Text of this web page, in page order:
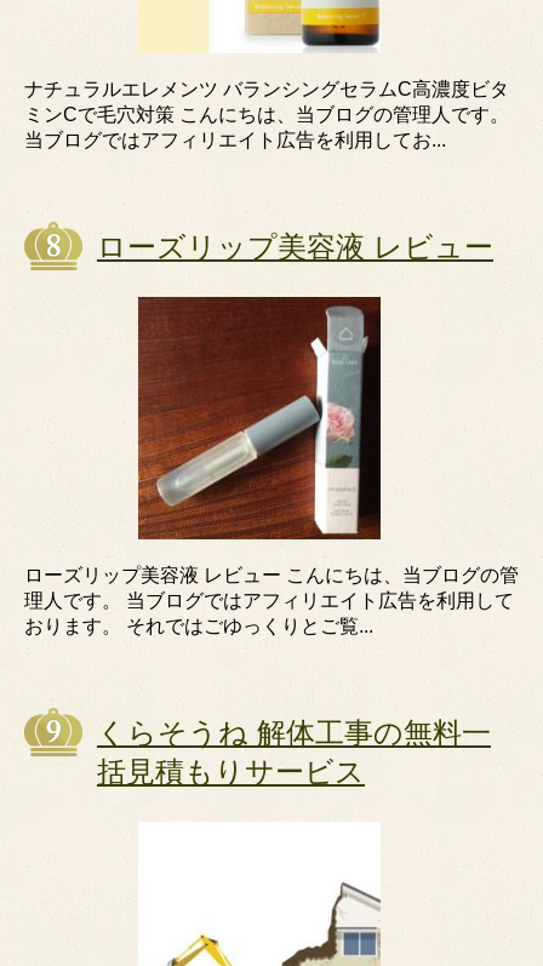
ナチュラルエレメンツ バランシングセラムC高濃度ビタ
ミンCで毛穴対策 こんにちは、当ブログの管理人です。
当ブログではアフィリエイト広告を利用してお...
ローズリップ美容液 レビュー
ローズリップ美容液 レビュー こんにちは、当ブログの管
理人です。 当ブログではアフィリエイト広告を利用して
おります。 それではごゆっくりとご覧...
くらそうね 解体工事の無料一
括見積もりサービス